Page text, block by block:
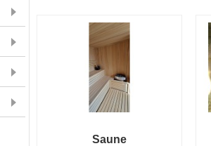
Saune